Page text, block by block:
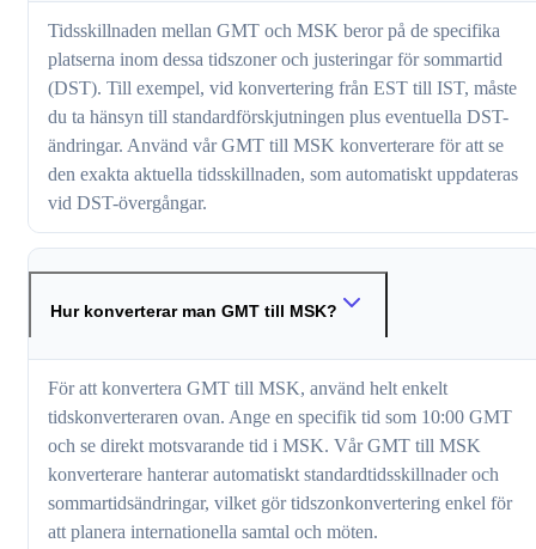
Tidsskillnaden mellan GMT och MSK beror på de specifika
platserna inom dessa tidszoner och justeringar för sommartid
(DST). Till exempel, vid konvertering från EST till IST, måste
du ta hänsyn till standardförskjutningen plus eventuella DST-
ändringar. Använd vår GMT till MSK konverterare för att se
den exakta aktuella tidsskillnaden, som automatiskt uppdateras
vid DST-övergångar.
Hur konverterar man GMT till MSK?
För att konvertera GMT till MSK, använd helt enkelt
tidskonverteraren ovan. Ange en specifik tid som 10:00 GMT
och se direkt motsvarande tid i MSK. Vår GMT till MSK
konverterare hanterar automatiskt standardtidsskillnader och
sommartidsändringar, vilket gör tidszonkonvertering enkel för
att planera internationella samtal och möten.